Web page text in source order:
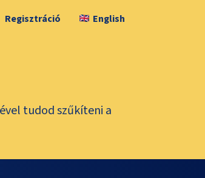
Regisztráció English
tudod szűkíteni a